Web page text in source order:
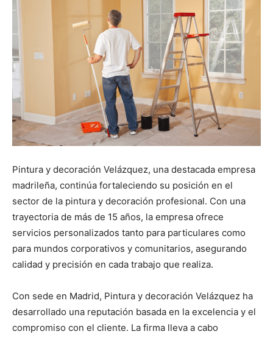
Pintura y decoración Velázquez, una destacada empresa
madrileña, continúa fortaleciendo su posición en el
sector de la pintura y decoración profesional. Con una
trayectoria de más de 15 años, la empresa ofrece
servicios personalizados tanto para particulares como
para mundos corporativos y comunitarios, asegurando
calidad y precisión en cada trabajo que realiza.
Con sede en Madrid, Pintura y decoración Velázquez ha
desarrollado una reputación basada en la excelencia y el
compromiso con el cliente. La firma lleva a cabo